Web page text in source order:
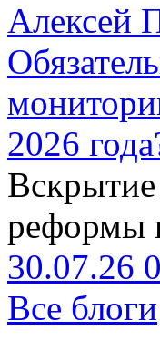
Алексей
2026
реформы
30.07.26
Все блоги